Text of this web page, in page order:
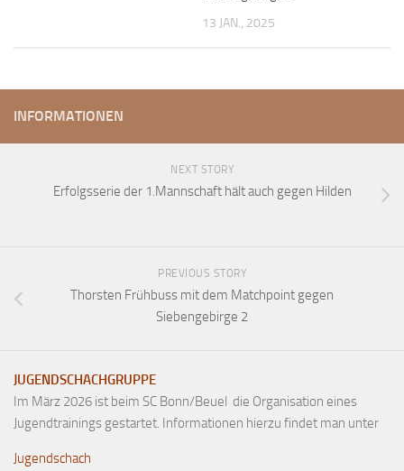
13 JAN., 2025
INFORMATIONEN
NEXT STORY
Erfolgsserie der 1.Mannschaft hält auch gegen Hilden
PREVIOUS STORY
Thorsten Frühbuss mit dem Matchpoint gegen
Siebengebirge 2
JUGENDSCHACHGRUPPE
Im März 2026 ist beim SC Bonn/Beuel die Organisation eines
Jugendtrainings gestartet. Informationen hierzu findet man unter
Jugendschach